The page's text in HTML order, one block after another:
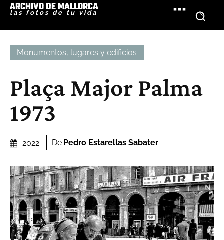
ARCHIVO DE MALLORCA
las fotos de tu vida
Monumentos, lugares y edificios
Plaça Major Palma
1973
2022 De Pedro Estarellas Sabater